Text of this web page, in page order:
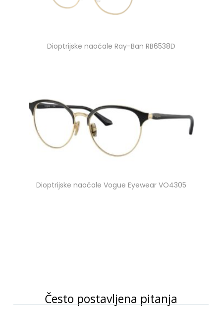
Dioptrijske naočale Ray-Ban RB6538D
Dioptrijske naočale Vogue Eyewear VO4305
Često postavljena pitanja